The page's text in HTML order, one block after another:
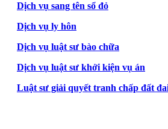
Dịch vụ sang tên sổ đỏ
Dịch vụ ly hôn
Dịch vụ luật sư bào chữa
Dịch vụ luật sư khởi kiện vụ án
Luật sư giải quyết tranh chấp đất